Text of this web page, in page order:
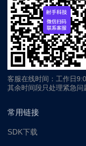
客服在线时间：工作日
其余时间段只处理紧急
常用链接
SDK下载